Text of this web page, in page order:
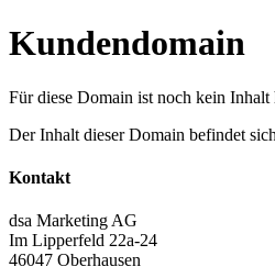
Kundendomain
Für diese Domain ist noch kein
Der Inhalt dieser Domain befindet
Kontakt
dsa Marketing AG
Im Lipperfeld 22a-24
46047 Oberhausen